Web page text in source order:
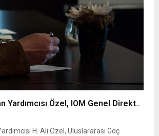
Yardımcısı Özel, IOM Genel Direkt..
H. Ali Özel, Uluslararası Göç